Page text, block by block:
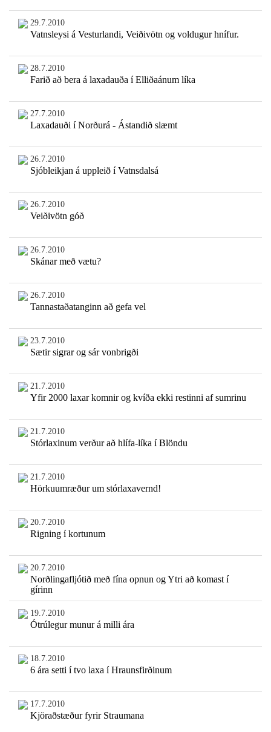
29.7.2010
Vatnsleysi á Vesturlandi, Veiðivötn og voldugur hnífur.
28.7.2010
Farið að bera á laxadauða í Elliðaánum líka
27.7.2010
Laxadauði í Norðurá - Ástandið slæmt
26.7.2010
Sjóbleikjan á uppleið í Vatnsdalsá
26.7.2010
Veiðivötn góð
26.7.2010
Skánar með vætu?
26.7.2010
Tannastaðatanginn að gefa vel
23.7.2010
Sætir sigrar og sár vonbrigði
21.7.2010
Yfir 2000 laxar komnir og kvíða ekki restinni af sumrinu
21.7.2010
Stórlaxinum verður að hlífa-líka í Blöndu
21.7.2010
Hörkuumræður um stórlaxavernd!
20.7.2010
Rigning í kortunum
20.7.2010
Norðlingafljótið með fína opnun og Ytri að komast í
gírinn
19.7.2010
Ótrúlegur munur á milli ára
18.7.2010
6 ára setti í tvo laxa í Hraunsfirðinum
17.7.2010
Kjöraðstæður fyrir Straumana